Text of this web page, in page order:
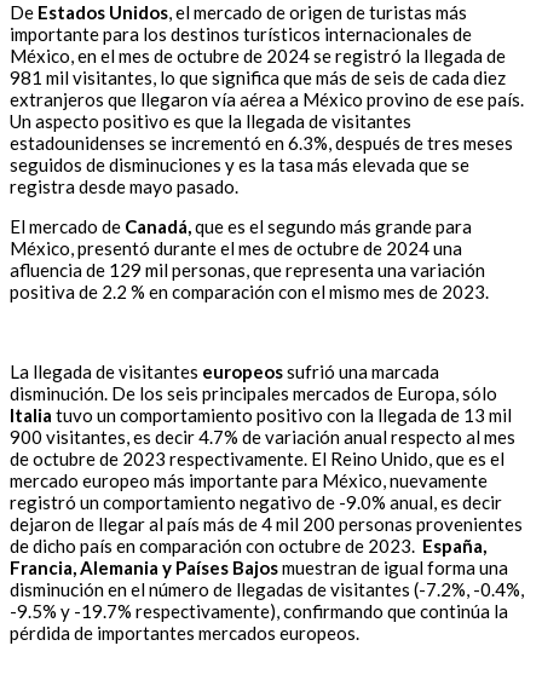
De Estados Unidos, el mercado de origen de turistas más
importante para los destinos turísticos internacionales de
México, en el mes de octubre de 2024 se registró la llegada de
981 mil visitantes, lo que significa que más de seis de cada diez
extranjeros que llegaron vía aérea a México provino de ese país.
Un aspecto positivo es que la llegada de visitantes
estadounidenses se incrementó en 6.3%, después de tres meses
seguidos de disminuciones y es la tasa más elevada que se
registra desde mayo pasado.
El mercado de Canadá,que es el segundo más grande para
México, presentó durante el mes de octubre de 2024 una
afluencia de 129 mil personas, que representa una variación
positiva de 2.2 % en comparación con el mismo mes de 2023.
La llegada de visitantes europeossufrió una marcada
disminución. De los seis principales mercados de Europa, sólo
Italia tuvo un comportamiento positivo con la llegada de 13 mil
900 visitantes, es decir 4.7% de variación anual respecto al mes
de octubre de 2023 respectivamente. El Reino Unido, que es el
mercado europeo más importante para México, nuevamente
registró un comportamiento negativo de -9.0% anual, es decir
dejaron de llegar al país más de 4 mil 200 personas provenientes
de dicho país en comparación con octubre de 2023. España,
Francia, Alemania y Países Bajosmuestran de igual forma una
disminución en el número de llegadas de visitantes (-7.2%, -0.4%,
-9.5% y -19.7% respectivamente), confirmando que continúa la
pérdida de importantes mercados europeos.